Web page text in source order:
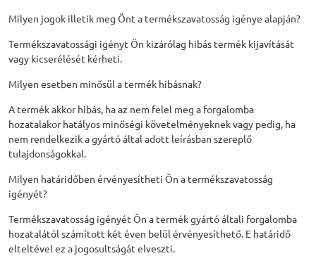
Milyen jogok illetik meg Önt a termékszavatosság igénye alapján?
Termékszavatossági igényt Ön kizárólag hibás termék kijavítását
vagy kicserélését kérheti.
Milyen esetben minősül a termék hibásnak?
A termék akkor hibás, ha az nem felel meg a forgalomba
hozatalakor hatályos minőségi követelményeknek vagy pedig, ha
nem rendelkezik a gyártó által adott leírásban szereplő
tulajdonságokkal.
Milyen határidőben érvényesítheti Ön a termékszavatosság
igényét?
Termékszavatosság igényét Ön a termék gyártó általi forgalomba
hozatalától számított két éven belül érvényesíthető. E határidő
elteltével ez a jogosultságát elveszti.